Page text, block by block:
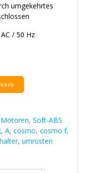
umgekehrtes
/ 50 Hz
Motoren, Soft-ABS
, A, cosmo, cosmo f,
, umrüsten